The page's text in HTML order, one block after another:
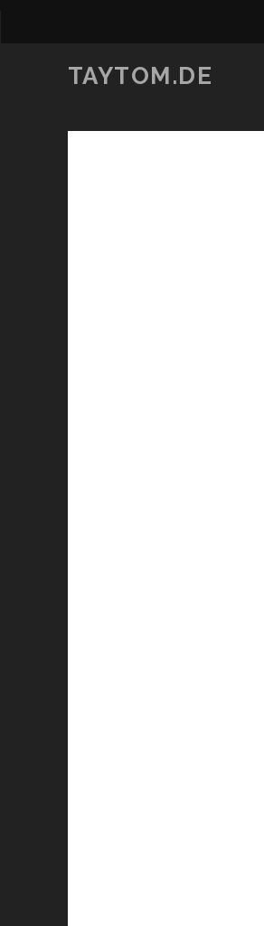
TAYTOM.DE